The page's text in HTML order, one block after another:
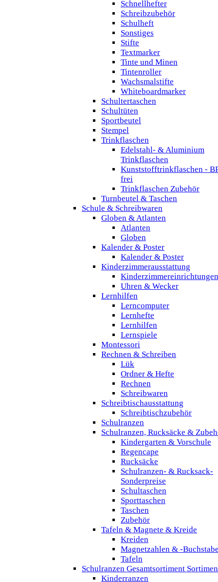
Schnellhefter
Schreibzubehör
Schulheft
Sonstiges
Stifte
Textmarker
Tinte und Minen
Tintenroller
Wachsmalstifte
Whiteboardmarker
Schultertaschen
Schultüten
Sportbeutel
Stempel
Trinkflaschen
Edelstahl- & Aluminium
Trinkflaschen
Kunststofftrinkflaschen -
frei
Trinkflaschen Zubehör
Turnbeutel & Taschen
Schule & Schreibwaren
Globen & Atlanten
Atlanten
Globen
Kalender & Poster
Kalender & Poster
Kinderzimmerausstattung
Kinderzimmereinrichtungen
Uhren & Wecker
Lernhilfen
Lerncomputer
Lernhefte
Lernhilfen
Lernspiele
Montessori
Rechnen & Schreiben
Lük
Ordner & Hefte
Rechnen
Schreibwaren
Schreibtischausstattung
Schreibtischzubehör
Schulranzen
Schulranzen, Rucksäcke &
Kindergarten & Vorschule
Regencape
Rucksäcke
Schulranzen- & Rucksack-
Sonderpreise
Schultaschen
Sporttaschen
Taschen
Zubehör
Tafeln & Magnete & Kreide
Kreiden
Magnetzahlen & -
Tafeln
Schulranzen Gesamtsortiment
Kinderranzen